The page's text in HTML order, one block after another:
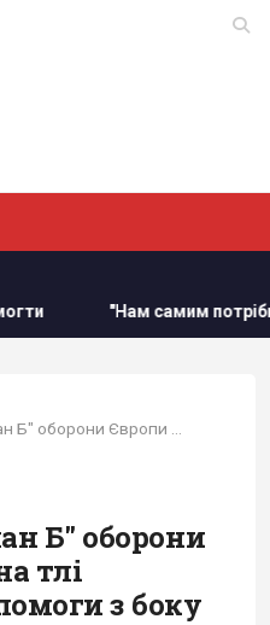
Трамп відреагував на
Б" оборони
тлі
з боку